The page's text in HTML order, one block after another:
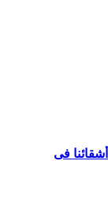
فى